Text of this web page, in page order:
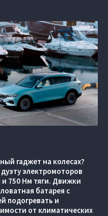
гаджет на колесах?
электромоторов
750 Нм тяги. Движки
батарея с
подогревать и
от климатических